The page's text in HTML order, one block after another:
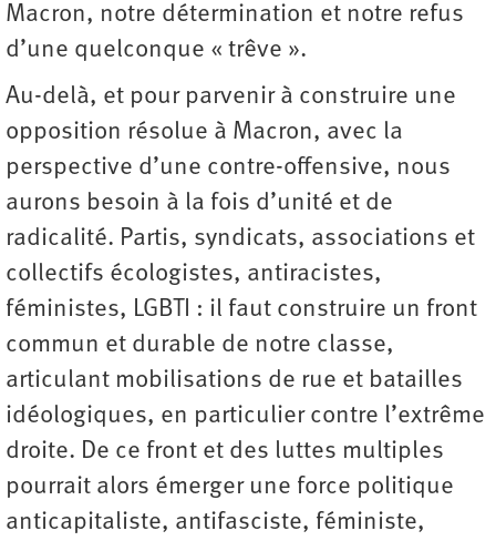
Macron, notre détermination et notre refus
d’une quelconque « trêve ».
Au-delà, et pour parvenir à construire une
opposition résolue à Macron, avec la
perspective d’une contre-offensive, nous
aurons besoin à la fois d’unité et de
radicalité. Partis, syndicats, associations et
collectifs écologistes, antiracistes,
féministes, LGBTI : il faut construire un front
commun et durable de notre classe,
articulant mobilisations de rue et batailles
idéologiques, en particulier contre l’extrême
droite. De ce front et des luttes multiples
pourrait alors émerger une force politique
anticapitaliste, antifasciste, féministe,